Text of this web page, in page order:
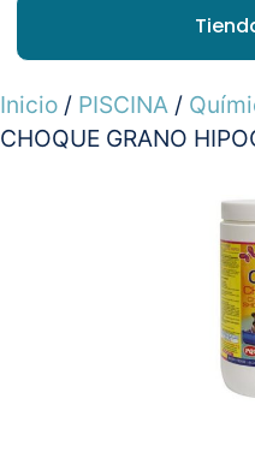
Inicio / PISCINA /
CHOQUE GRANO